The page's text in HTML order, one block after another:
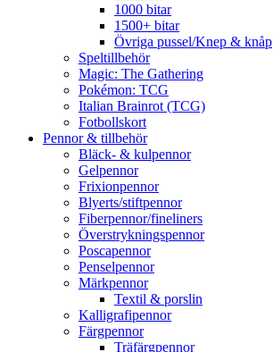
1000 bitar
1500+ bitar
Övriga pussel/Knep & knåp
Speltillbehör
Magic: The Gathering
Pokémon: TCG
Italian Brainrot (TCG)
Fotbollskort
Pennor & tillbehör
Bläck- & kulpennor
Gelpennor
Frixionpennor
Blyerts/stiftpennor
Fiberpennor/fineliners
Överstrykningspennor
Poscapennor
Penselpennor
Märkpennor
Textil & porslin
Kalligrafipennor
Färgpennor
Träfärgpennor